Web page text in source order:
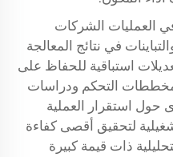
العمليات الشركات
في نتائج المعالجة
استباقية للحفاظ على
التحكم ودراسات
حول استقرار العملية
لتحقيق أقصى كفاءة
ذات قيمة كبيرة